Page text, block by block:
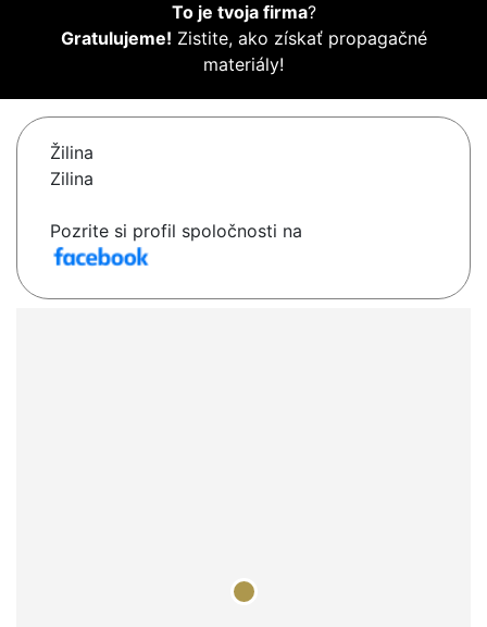
To je tvoja firma?
Gratulujeme! Zistite, ako získať propagačné
materiály!
Žilina
Zilina
Pozrite si profil spoločnosti na